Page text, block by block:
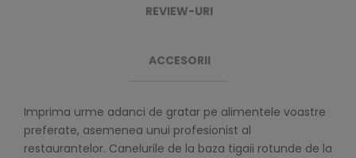
REVIEW-URI
ACCESORII
Imprima urme adanci de gratar pe alimentele voastre
preferate, asemenea unui profesionist al
restaurantelor. Canelurile de la baza tigaii rotunde de la